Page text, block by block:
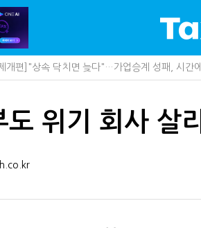
개편]종부세는 집값, 가업상속은 기술…납세자가
데 긁힌 신용카드…관세청이 몇분 만에 찾아낸
관, 이제 제품이 아니라 공급망을 본다
정부 돈으로만 못 산다…지자체도 '경영'의 시대
7급은 문제"...인사로 답한 임광현 국세청장
지 막을까"…전문가가 본 가업상속공제 개편 우
도 위기 회사